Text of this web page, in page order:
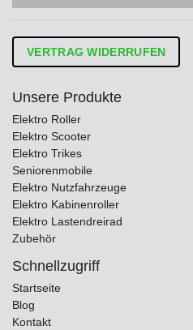
VERTRAG WIDERRUFEN
Unsere Produkte
Elektro Roller
Elektro Scooter
Elektro Trikes
Seniorenmobile
Elektro Nutzfahrzeuge
Elektro Kabinenroller
Elektro Lastendreirad
Zubehör
Schnellzugriff
Startseite
Blog
Kontakt